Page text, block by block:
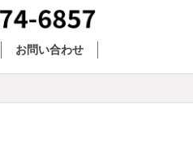
お問い合わせ